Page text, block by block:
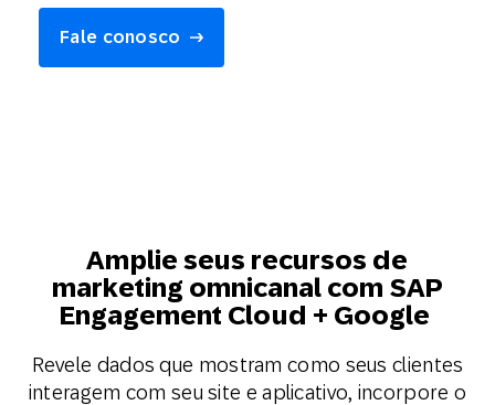
Fale conosco
Amplie seus recursos de
marketing omnicanal com SAP
Engagement Cloud + Google
Revele dados que mostram como seus clientes
interagem com seu site e aplicativo, incorpore o